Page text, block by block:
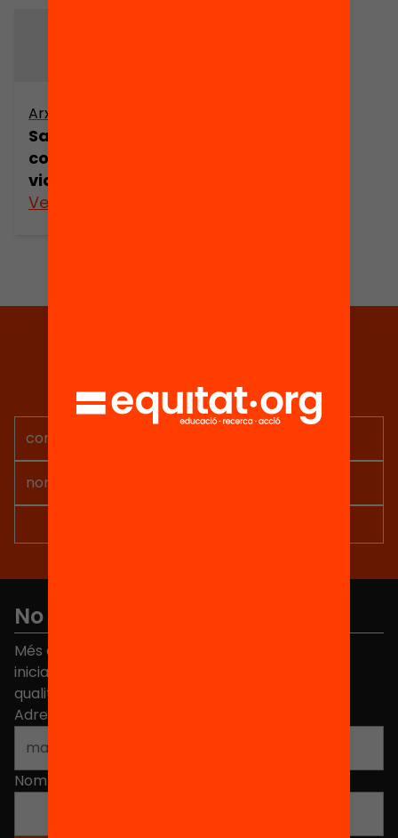
Arxiu
Salut mental i
condicions de
vida
Veure’n més
projectes per implicar-te.
No et perdis res
Més de 40.000 persones ja han triat Equitat. Rep
iniciatives, propostes i projectes per millorar la
qualitat de l'educació a Catalunya.
Adreça electrònica
Nom